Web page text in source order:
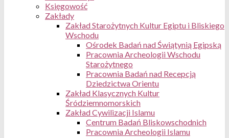
Księgowość
Zakłady
Zakład Starożytnych Kultur Egiptu i Bliskiego
Wschodu
Ośrodek Badań nad Świątynią Egipską
Pracownia Archeologii Wschodu
Starożytnego
Pracownia Badań nad Recepcją
Dziedzictwa Orientu
Zakład Klasycznych Kultur
Śródziemnomorskich
Zakład Cywilizacji Islamu
Centrum Badań Bliskowschodnich
Pracownia Archeologii Islamu